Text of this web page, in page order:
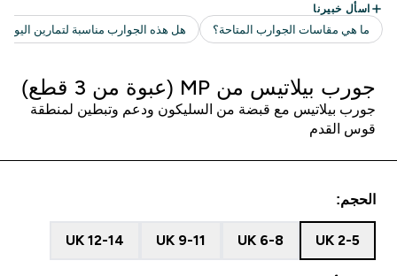
جورب بيلاتيس من MP (عبوة من 3 قطع)
جورب بيلاتيس مع قبضة من السليكون ودعم وتبطين لمنطقة
قوس القدم
الحجم:
UK 2-5
UK 6-8
UK 9-11
UK 12-14